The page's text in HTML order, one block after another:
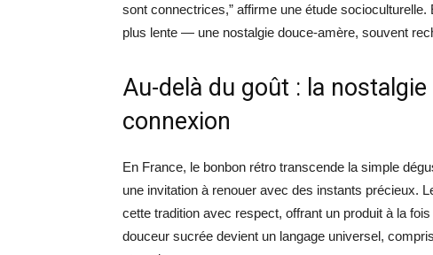
sont connectrices,” affirme une étude
plus lente — une nostalgie douce-amère, souvent
Au-delà du goût : la
connexion
En France, le bonbon rétro transcende la simple
une invitation à renouer avec des instants précieux.
cette tradition avec respect, offrant un produit à la
douceur sucrée devient un langage universel,